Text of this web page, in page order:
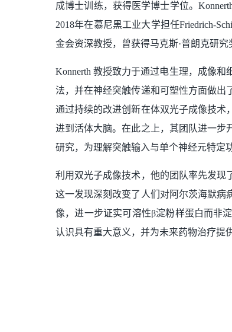
成博士训练，获得医学博士学位。
2018年在慕尼黑工业大学担任Friedrich-
金会资深教授，曾获得马克斯·普朗克研
Konnerth 教授致力于通过电生理，成像
法，并在神经突触传递和可塑性方面做出
通过持续的改进创新在体双光子成像技术
进到活体大脑。在此之上，其团队进一步
研究，为理解突触输入与单个神经元特定
利用双光子成像技术，他的团队率先发现
这一发现深刻改变了人们对阿尔茨海默病
像，进一步证实可溶性β淀粉样蛋白而非
认识具有重大意义，并为未来药物治疗提